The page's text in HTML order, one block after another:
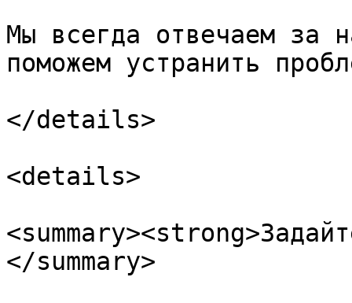
Мы всегда отвечаем за
поможем устранить
</details>
<details>
</summary>